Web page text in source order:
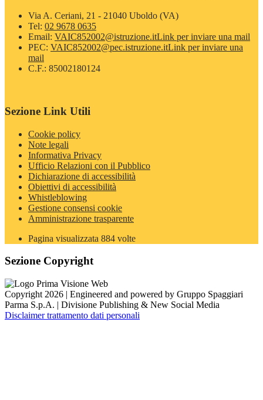
Via A. Ceriani, 21 - 21040 Uboldo (VA)
Tel: 02 9678 0635
Email: VAIC852002@istruzione.itLink per inviare una mail
PEC: VAIC852002@pec.istruzione.itLink per inviare una
mail
C.F.: 85002180124
Sezione Link Utili
Cookie policy
Note legali
Informativa Privacy
Ufficio Relazioni con il Pubblico
Dichiarazione di accessibilità
Obiettivi di accessibilità
Whistleblowing
Gestione consensi cookie
Amministrazione trasparente
Pagina visualizzata 884 volte
Sezione Copyright
Copyright 2026 | Engineered and powered by Gruppo Spaggiari
Parma S.p.A. | Divisione Publishing & New Social Media
Disclaimer trattamento dati personali